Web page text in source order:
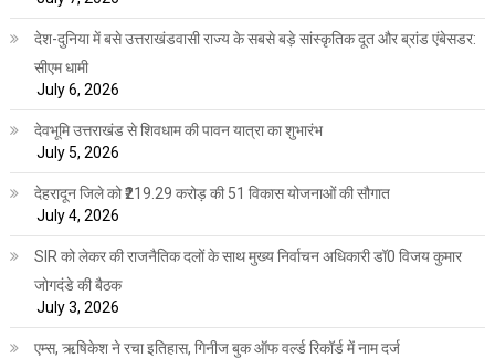
देश-दुनिया में बसे उत्तराखंडवासी राज्य के सबसे बड़े सांस्कृतिक दूत और ब्रांड एंबेसडर:
सीएम धामी
July 6, 2026
देवभूमि उत्तराखंड से शिवधाम की पावन यात्रा का शुभारंभ
July 5, 2026
देहरादून जिले को ₹219.29 करोड़ की 51 विकास योजनाओं की सौगात
July 4, 2026
SIR को लेकर की राजनैतिक दलों के साथ मुख्य निर्वाचन अधिकारी डॉ0 विजय कुमार
जोगदंडे की बैठक
July 3, 2026
एम्स, ऋषिकेश ने रचा इतिहास, गिनीज बुक ऑफ वर्ल्ड रिकॉर्ड में नाम दर्ज